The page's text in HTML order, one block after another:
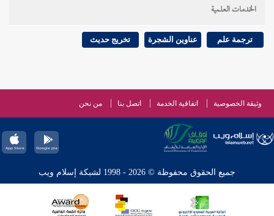
الخدمات العلمية
ترجمة علم عناوين الشجرة تخريج حديث
وثيقة الخصوصية اتفاقية الخدمة اتصل بنا من نحن
جميع الحقوق محفوظة © 2026 - 1998 لشبكة إسلام ويب